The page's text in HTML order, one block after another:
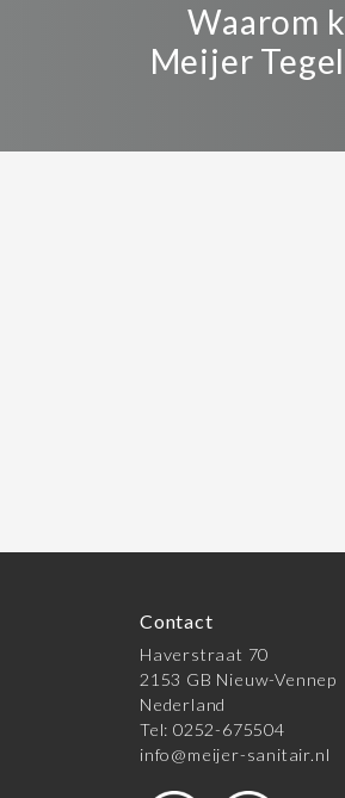
Waarom
Meijer
Contact
Haverstraat 70
2153 GB Nieuw-Vennep
Nederland
Tel: 0252-675504
info@meijer-sanitair.nl